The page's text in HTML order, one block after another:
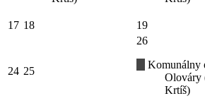
17 18 19
24 25
26
Komunálny
Krtíš)